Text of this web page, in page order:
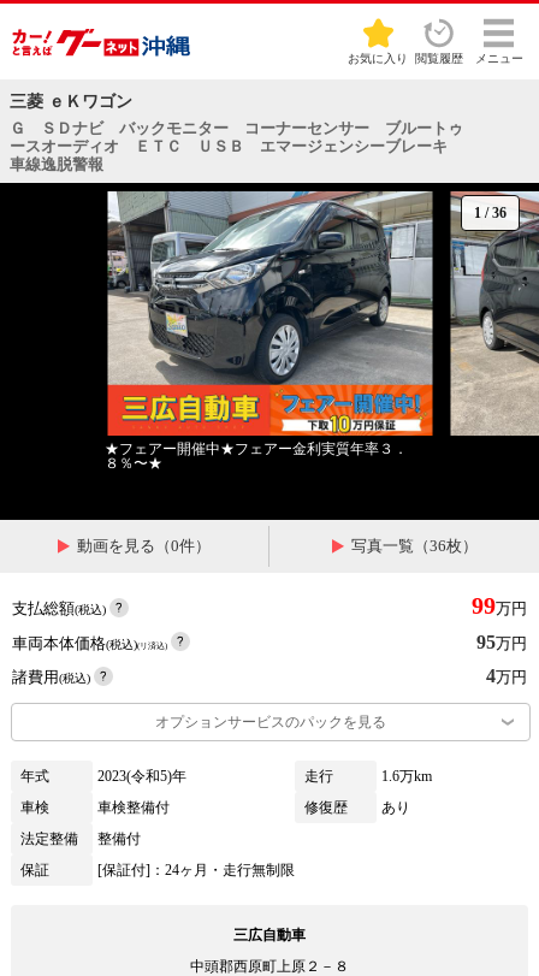
お気に入り 閲覧履歴 メニュー
三菱 ｅＫワゴン
Ｇ ＳＤナビ バックモニター コーナーセンサー ブルートゥ
ースオーディオ ＥＴＣ ＵＳＢ エマージェンシーブレーキ
車線逸脱警報
1 /36
★フェアー開催中★フェアー金利実質年率３．
８％〜★
動画を見る（0件） 写真一覧（36枚）
支払総額(税込) 99万円
車両本体価格(税込)(リ済込) 95万円
諸費用(税込) 4万円
オプションサービスのパックを見る
年式 2023(令和5)年 走行
1.6万km
車検
車検整備付 修復歴
あり
法定整備
整備付
保証
[保証付]：24ヶ月・走行無制限
三広自動車
中頭郡西原町上原２－８